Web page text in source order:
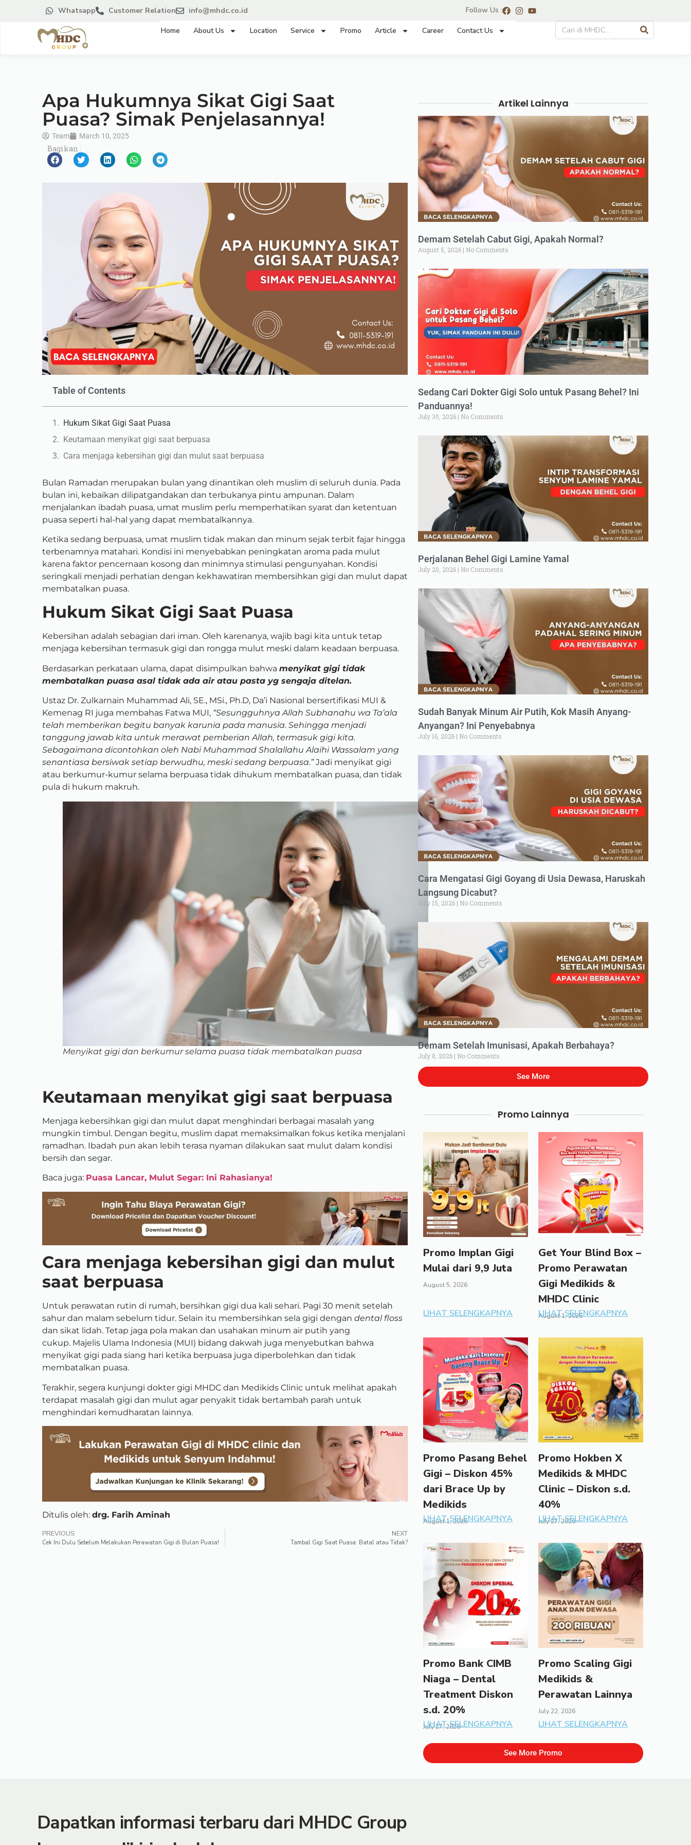
Whatsapp Customer Relation info@mhdc.co.id Follow Us :
Home About Us Location Service Promo Article Career Contact Us
Apa Hukumnya Sikat Gigi Saat
Puasa? Simak Penjelasannya!
Team March 10, 2025
Bagikan :
Table of Contents
Hukum Sikat Gigi Saat Puasa
Keutamaan menyikat gigi saat berpuasa
Cara menjaga kebersihan gigi dan mulut saat berpuasa
Bulan Ramadan merupakan bulan yang dinantikan oleh muslim di seluruh dunia. Pada
bulan ini, kebaikan dilipatgandakan dan terbukanya pintu ampunan. Dalam
menjalankan ibadah puasa, umat muslim perlu memperhatikan syarat dan ketentuan
puasa seperti hal-hal yang dapat membatalkannya.
Ketika sedang berpuasa, umat muslim tidak makan dan minum sejak terbit fajar hingga
terbenamnya matahari. Kondisi ini menyebabkan peningkatan aroma pada mulut
karena faktor pencernaan kosong dan minimnya stimulasi pengunyahan. Kondisi
seringkali menjadi perhatian dengan kekhawatiran membersihkan gigi dan mulut dapat
membatalkan puasa.
Hukum Sikat Gigi Saat Puasa
Kebersihan adalah sebagian dari iman. Oleh karenanya, wajib bagi kita untuk tetap
menjaga kebersihan termasuk gigi dan rongga mulut meski dalam keadaan berpuasa.
Berdasarkan perkataan ulama, dapat disimpulkan bahwa menyikat gigi tidak
membatalkan puasa asal tidak ada air atau pasta yg sengaja ditelan.
Ustaz Dr. Zulkarnain Muhammad Ali, SE., MSi., Ph.D, Da’i Nasional bersertifikasi MUI &
Kemenag RI juga membahas Fatwa MUI, “Sesungguhnya Allah Subhanahu wa Ta’ala
telah memberikan begitu banyak karunia pada manusia. Sehingga menjadi
tanggung jawab kita untuk merawat pemberian Allah, termasuk gigi kita.
Sebagaimana dicontohkan oleh Nabi Muhammad Shalallahu Alaihi Wassalam yang
senantiasa bersiwak setiap berwudhu, meski sedang berpuasa.”Jadi menyikat gigi
atau berkumur-kumur selama berpuasa tidak dihukum membatalkan puasa, dan tidak
pula di hukum makruh.
Menyikat gigi dan berkumur selama puasa tidak membatalkan puasa
Keutamaan menyikat gigi saat berpuasa
Menjaga kebersihkan gigi dan mulut dapat menghindari berbagai masalah yang
mungkin timbul. Dengan begitu, muslim dapat memaksimalkan fokus ketika menjalani
ramadhan. Ibadah pun akan lebih terasa nyaman dilakukan saat mulut dalam kondisi
bersih dan segar.
Baca juga: Puasa Lancar, Mulut Segar: Ini Rahasianya!
Cara menjaga kebersihan gigi dan mulut
saat berpuasa
Untuk perawatan rutin di rumah, bersihkan gigi dua kali sehari. Pagi 30 menit setelah
sahur dan malam sebelum tidur. Selain itu membersihkan sela gigi dengan dental floss
dan sikat lidah. Tetap jaga pola makan dan usahakan minum air putih yang
cukup. Majelis Ulama Indonesia (MUI) bidang dakwah juga menyebutkan bahwa
menyikat gigi pada siang hari ketika berpuasa juga diperbolehkan dan tidak
membatalkan puasa.
Terakhir, segera kunjungi dokter gigi MHDC dan Medikids Clinic untuk melihat apakah
terdapat masalah gigi dan mulut agar penyakit tidak bertambah parah untuk
menghindari kemudharatan lainnya.
Ditulis oleh: drg. Farih Aminah
PREVIOUS
Cek Ini Dulu Sebelum Melakukan Perawatan Gigi di Bulan Puasa!
NEXT
Tambal Gigi Saat Puasa: Batal atau Tidak?
Artikel Lainnya
Demam Setelah Cabut Gigi, Apakah Normal?
August 5, 2026 No Comments
Sedang Cari Dokter Gigi Solo untuk Pasang Behel? Ini
Panduannya!
July 30, 2026 No Comments
Perjalanan Behel Gigi Lamine Yamal
July 20, 2026 No Comments
Sudah Banyak Minum Air Putih, Kok Masih Anyang-
Anyangan? Ini Penyebabnya
July 16, 2026 No Comments
Cara Mengatasi Gigi Goyang di Usia Dewasa, Haruskah
Langsung Dicabut?
July 15, 2026 No Comments
Demam Setelah Imunisasi, Apakah Berbahaya?
July 8, 2026 No Comments
See More
Promo Lainnya
Promo Implan Gigi
Mulai dari 9,9 Juta
August 5, 2026
LIHAT SELENGKAPNYA
Get Your Blind Box –
Promo Perawatan
Gigi Medikids &
MHDC Clinic
August 1, 2026
LIHAT SELENGKAPNYA
Promo Pasang Behel
Gigi – Diskon 45%
dari Brace Up by
Medikids
August 1, 2026
LIHAT SELENGKAPNYA
Promo Hokben X
Medikids & MHDC
Clinic – Diskon s.d.
40%
July 27, 2026
LIHAT SELENGKAPNYA
Promo Bank CIMB
Niaga – Dental
Treatment Diskon
s.d. 20%
July 27, 2026
LIHAT SELENGKAPNYA
Promo Scaling Gigi
Medikids &
Perawatan Lainnya
July 22, 2026
LIHAT SELENGKAPNYA
See More Promo
Dapatkan informasi terbaru dari MHDC Group